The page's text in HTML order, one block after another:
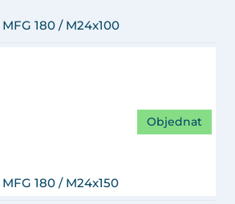
MFG 180 / M24x100
MFG 180 / M24x150
Objednat